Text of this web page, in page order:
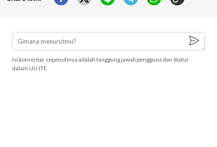
Isi komentar sepenuhnya adalah tanggung jawab pengguna dan diatur
dalam UU ITE